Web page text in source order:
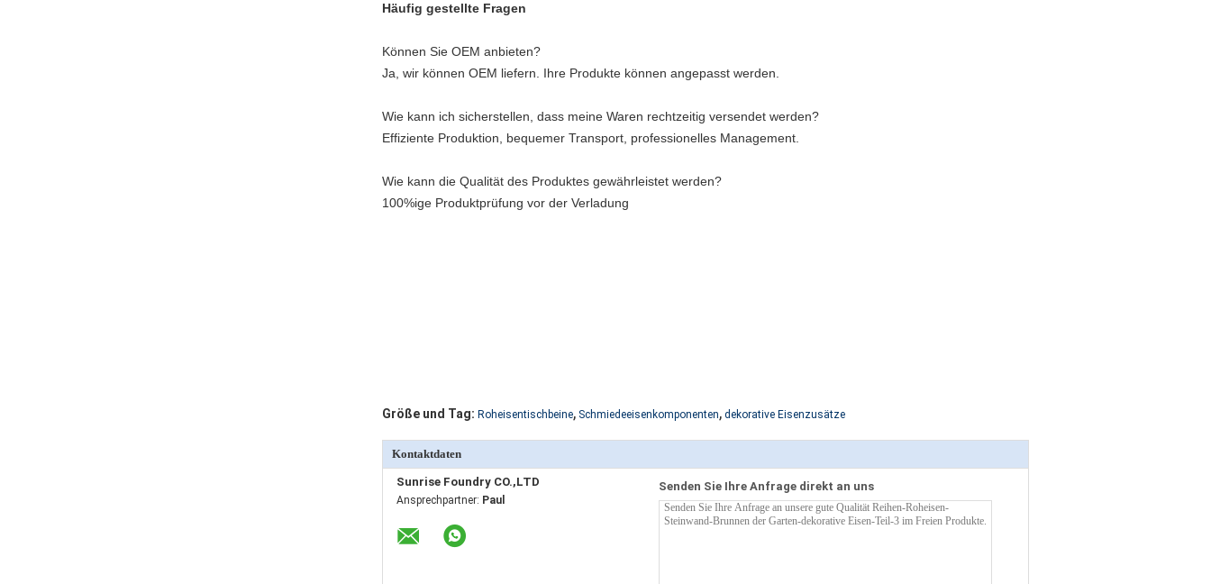
Häufig gestellte Fragen
Können Sie OEM anbieten?
Ja, wir können OEM liefern. Ihre Produkte können angepasst werden.
Wie kann ich sicherstellen, dass meine Waren rechtzeitig versendet werden?
Effiziente Produktion, bequemer Transport, professionelles Management.
Wie kann die Qualität des Produktes gewährleistet werden?
100%ige Produktprüfung vor der Verladung
Größe und Tag: Roheisentischbeine, Schmiedeeisenkomponenten, dekorative Eisenzusätze
Kontaktdaten
Sunrise Foundry CO.,LTD
Ansprechpartner: Paul
Senden Sie Ihre Anfrage direkt an uns